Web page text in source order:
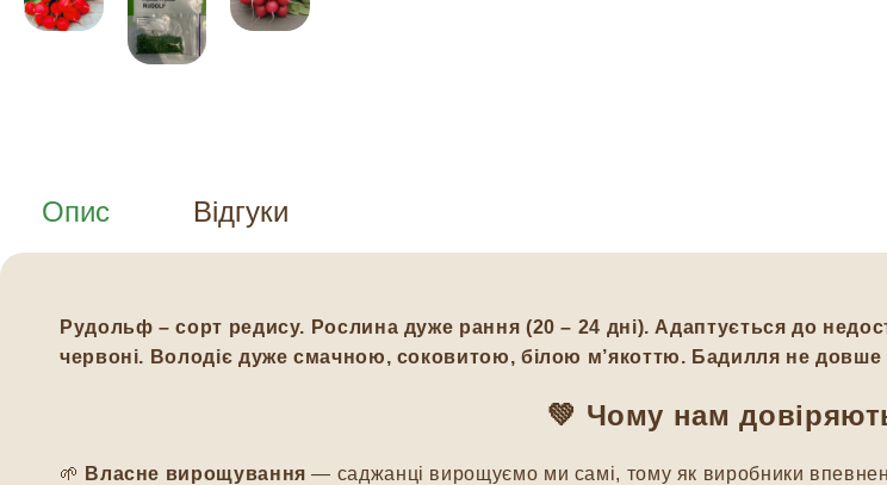
Опис Відгуки
Рудольф – сорт редису. Рослина дуже рання (20 – 24 дні). Адаптується до
червоні. Володіє дуже смачною, соковитою, білою м’якоттю. Бадилля не довше
💚 Чому нам
🌱 Власне вирощування — саджанці вирощуємо ми самі, тому як виробники впевнені